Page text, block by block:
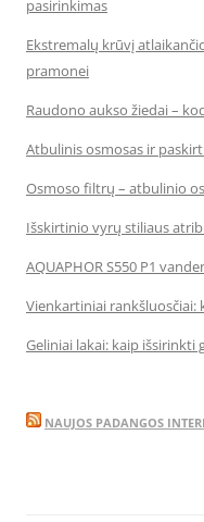
pasirinkimas
Ekstremalų krūvį
pramonei
Raudono aukso žiedai –
Atbulinis osmosas ir
Osmoso filtrų – atbulinio
Išskirtinio vyrų stiliaus
AQUAPHOR S550 P1
Vienkartiniai rankšluosčiai:
Geliniai lakai: kaip išsirinkti
NAUJOS PADANGOS